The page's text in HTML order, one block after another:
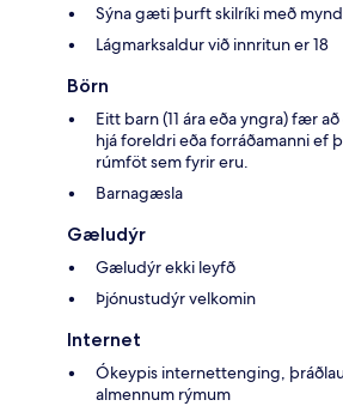
Sýna gæti þurft skilríki með
Lágmarksaldur við innritun er 18
Börn
Eitt barn (11 ára eða yngra) fær
hjá foreldri eða forráðamanni ef
rúmföt sem fyrir eru.
Barnagæsla
Gæludýr
Gæludýr ekki leyfð
Þjónustudýr velkomin
Internet
Ókeypis internettenging,
almennum rýmum